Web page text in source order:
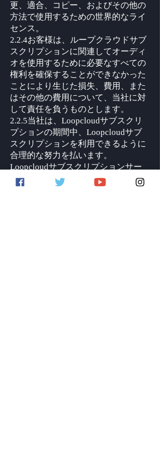
更、適合、コピー、およびその他の
方法で使用するための世界的なライ
センス。
2.2.4お客様は、ループクラウドサブ
スクリプションに関連してオーディ
オを使用するために必要なすべての
権利を確保することができなかった
ことにより生じた損失、費用、また
はその他の費用について、当社に対
して責任を負うものとします。
2.2.5当社は、Loopcloudサブスクリ
プションの期間中、Loopcloudサブ
スクリプションを利用できるように
合理的な努力を払います。
Loopcloudサブスクリプションサー
ビスは、提供された場合、説明どお
りに目的に適した十分な品質である